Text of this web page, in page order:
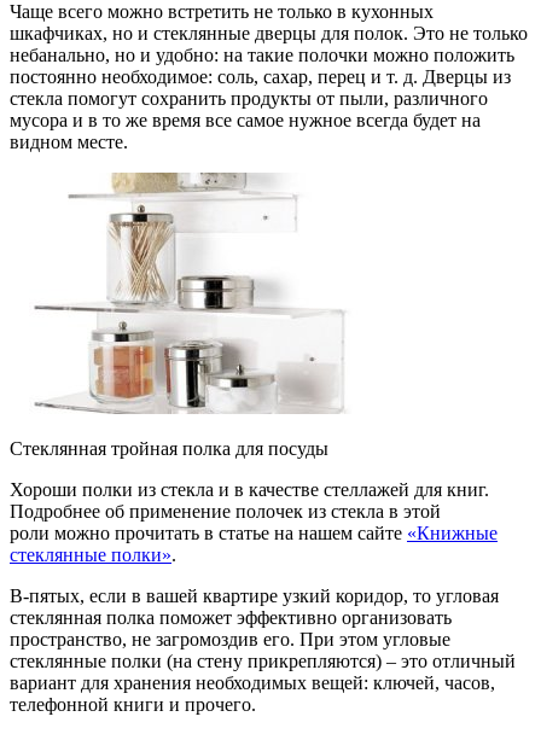
Чаще всего можно встретить не только в кухонных
шкафчиках, но и стеклянные дверцы для полок. Это не только
небанально, но и удобно: на такие полочки можно положить
постоянно необходимое: соль, сахар, перец и т. д. Дверцы из
стекла помогут сохранить продукты от пыли, различного
мусора и в то же время все самое нужное всегда будет на
видном месте.
Стеклянная тройная полка для посуды
Хороши полки из стекла и в качестве стеллажей для книг.
Подробнее об применение полочек из стекла в этой
роли можно прочитать в статье на нашем сайте «Книжные
стеклянные полки».
В-пятых, если в вашей квартире узкий коридор, то угловая
стеклянная полка поможет эффективно организовать
пространство, не загромоздив его. При этом угловые
стеклянные полки (на стену прикрепляются) – это отличный
вариант для хранения необходимых вещей: ключей, часов,
телефонной книги и прочего.